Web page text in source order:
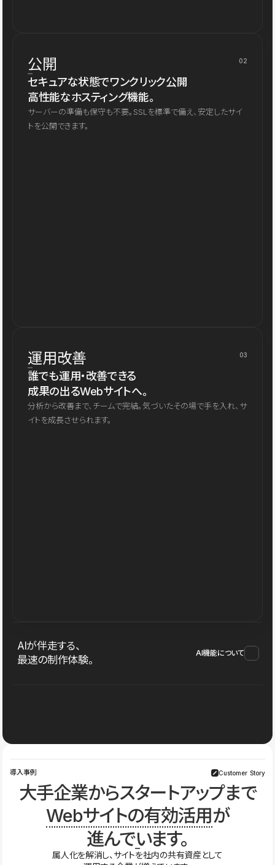
公開 02
セキュアな状態でワンクリック公開
高性能なホスティング機能。
サーバーの準備も保守も不要。SSLを標準で備え、安定したサイ
トを公開できます。
運用改善 03
誰でも運用・改善できる
成果の出るWebサイトへ。
分析から改善まで、チームで完結。気づいたその場で手を入れ、サ
イトを成長させられます。
AIが伴走する、
最速の制作体験。
AI機能について
導入事例 Customer Story
大手企業からスタートアップまで
Webサイトの有効活用が
進んでいます。
属人化を解消し、サイトを社内の共有資産として